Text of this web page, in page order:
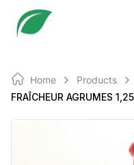
Home Products
FRAÎCHEUR AGRUMES